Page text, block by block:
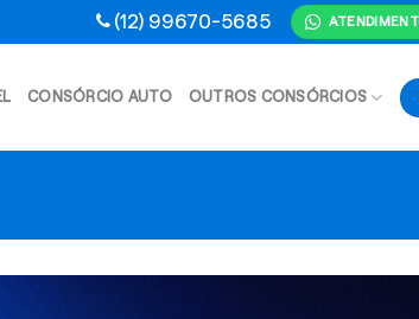
(12) 99670-5685
CONSÓRCIO AUTO OUTROS CONSÓRCIOS